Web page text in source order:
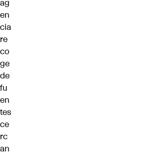
ag
en
cia
re
co
ge
de
fu
en
tes
ce
rc
an